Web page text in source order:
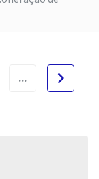
... navigate_next